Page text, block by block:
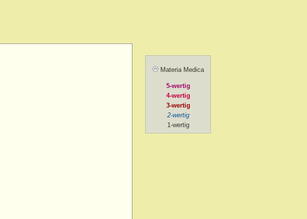
forenoon
Materia Medica
5-wertig
4-wertig
3-wertig
2-wertig
1-wertig